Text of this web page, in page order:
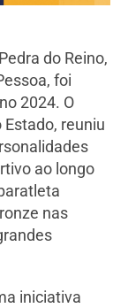
do Reino,
foi
2024. O
reuniu
ao longo
nas
iniciativa